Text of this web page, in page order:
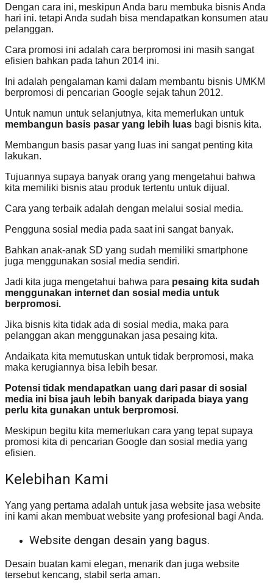
Dengan cara ini, meskipun Anda baru membuka bisnis Anda
hari ini. tetapi Anda sudah bisa mendapatkan konsumen atau
pelanggan.
Cara promosi ini adalah cara berpromosi ini masih sangat
efisien bahkan pada tahun 2014 ini.
Ini adalah pengalaman kami dalam membantu bisnis UMKM
berpromosi di pencarian Google sejak tahun 2012.
Untuk namun untuk selanjutnya, kita memerlukan untuk
membangun basis pasar yang lebih luas bagi bisnis kita.
Membangun basis pasar yang luas ini sangat penting kita
lakukan.
Tujuannya supaya banyak orang yang mengetahui bahwa
kita memiliki bisnis atau produk tertentu untuk dijual.
Cara yang terbaik adalah dengan melalui sosial media.
Pengguna sosial media pada saat ini sangat banyak.
Bahkan anak-anak SD yang sudah memiliki smartphone
juga menggunakan sosial media sendiri.
Jadi kita juga mengetahui bahwa para pesaing kita sudah
menggunakan internet dan sosial media untuk
berpromosi.
Jika bisnis kita tidak ada di sosial media, maka para
pelanggan akan menggunakan jasa pesaing kita.
Andaikata kita memutuskan untuk tidak berpromosi, maka
maka kerugiannya bisa lebih besar.
Potensi tidak mendapatkan uang dari pasar di sosial
media ini bisa jauh lebih banyak daripada biaya yang
perlu kita gunakan untuk berpromosi.
Meskipun begitu kita memerlukan cara yang tepat supaya
promosi kita di pencarian Google dan sosial media yang
efisien.
Kelebihan Kami
Yang yang pertama adalah untuk jasa website jasa website
ini kami akan membuat website yang profesional bagi Anda.
Website dengan desain yang bagus.
Desain buatan kami elegan, menarik dan juga website
tersebut kencang, stabil serta aman.